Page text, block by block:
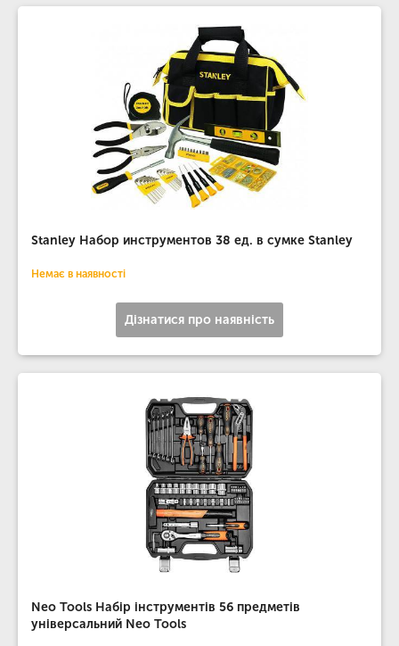
Stanley Набор инструментов 38 ед. в сумке Stanley
Немає в наявності
Дізнатися про наявність
Neo Tools Набір інструментів 56 предметів
універсальний Neo Tools